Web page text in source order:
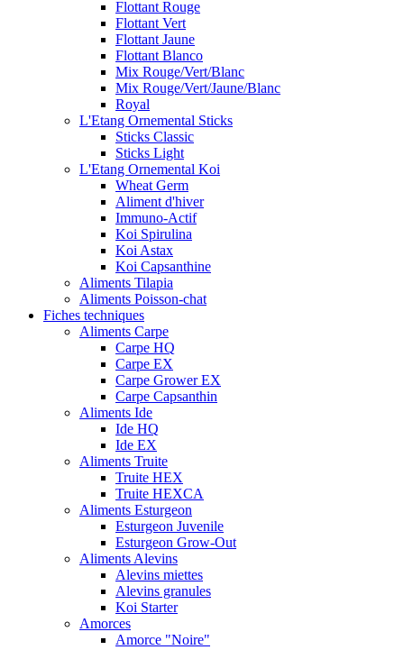
Flottant Rouge
Flottant Vert
Flottant Jaune
Flottant Blanco
Mix Rouge/Vert/Blanc
Mix Rouge/Vert/Jaune/Blanc
Royal
L'Etang Ornemental Sticks
Sticks Classic
Sticks Light
L'Etang Ornemental Koi
Wheat Germ
Aliment d'hiver
Immuno-Actif
Koi Spirulina
Koi Astax
Koi Capsanthine
Aliments Tilapia
Aliments Poisson-chat
Fiches techniques
Aliments Carpe
Carpe HQ
Carpe EX
Carpe Grower EX
Carpe Capsanthin
Aliments Ide
Ide HQ
Ide EX
Aliments Truite
Truite HEX
Truite HEXCA
Aliments Esturgeon
Esturgeon Juvenile
Esturgeon Grow-Out
Aliments Alevins
Alevins miettes
Alevins granules
Koi Starter
Amorces
Amorce "Noire"